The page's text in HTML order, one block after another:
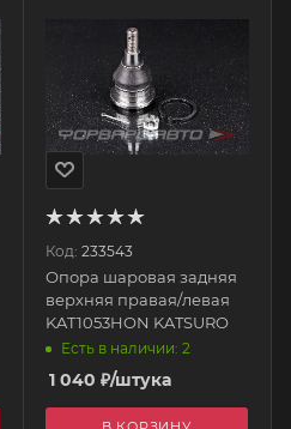
Код: 233543
Опора шаровая задняя
верхняя правая/левая
KAT1053HON KATSURO
Есть в наличии: 2
1 040 ₽/штука